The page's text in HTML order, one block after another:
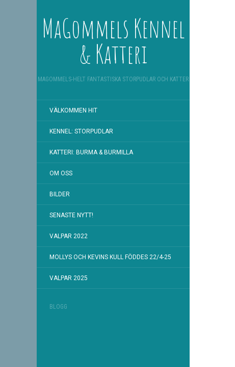
MaGommels Kennel
& Katteri
MAGOMMELS-HELT FANTASTISKA STORPUDLAR OCH KATTER
VÄLKOMMEN HIT
KENNEL: STORPUDLAR
KATTERI: BURMA & BURMILLA
OM OSS
BILDER
SENASTE NYTT!
VALPAR 2022
MOLLYS OCH KEVINS KULL FÖDDES 22/4-25
VALPAR 2025
BLOGG